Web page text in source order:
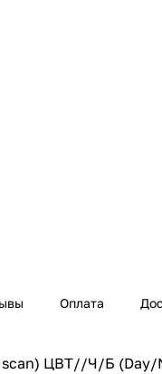
Оплата
ЦВТ//Ч/Б (Day/